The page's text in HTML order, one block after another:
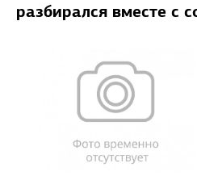
разбирался вместе с